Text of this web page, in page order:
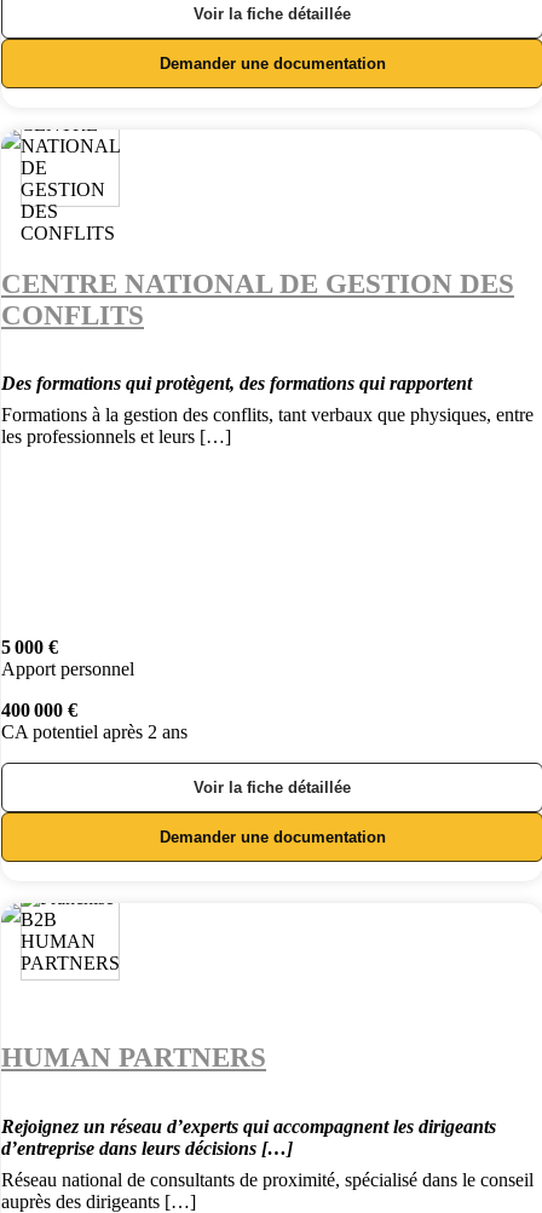
Voir la fiche détaillée
Demander une documentation
CENTRE NATIONAL DE GESTION DES
CONFLITS
Des formations qui protègent, des formations qui rapportent
Formations à la gestion des conflits, tant verbaux que physiques, entre
les professionnels et leurs […]
5 000 €
Apport personnel
400 000 €
CA potentiel après 2 ans
Voir la fiche détaillée
Demander une documentation
HUMAN PARTNERS
Rejoignez un réseau d’experts qui accompagnent les dirigeants
d’entreprise dans leurs décisions […]
Réseau national de consultants de proximité, spécialisé dans le conseil
auprès des dirigeants […]